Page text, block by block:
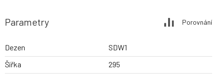
Parametry Porovnání
Dezen
SDW1
Šířka
295